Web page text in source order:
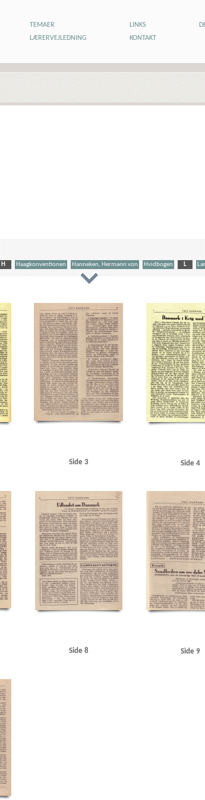
TEMAER LINKS
LÆRERVEJLEDNING KONTAKT
H Haagkonventionen Hanneken, Hermann von Hvidbogen L
Samling de Jonquieres, H., amtmand Det konservative Folkeparti E
Folketinget Forsvarsministerium, det danske Fredericia Frederikshavn
Kjølsen, Frits, marineattaché Hammerich, Carl, admiral Hanneken,
Kattegat Kaupisch, Leonard von Knutzen, Peter,
Manchester Guardian Mewis, Raoul, viceadmiral Moskva
Odense Værft Officerskolen, Frederiksberg OKW
Rechnitzer, Hjalmar, viceadmiral Rigsdagen, den danske Rørdal, fabrik
Sydnorge Sørensen, konstruktør Søværnskommandoen T Times
Side 3 Side 4
Side 8 Side 9